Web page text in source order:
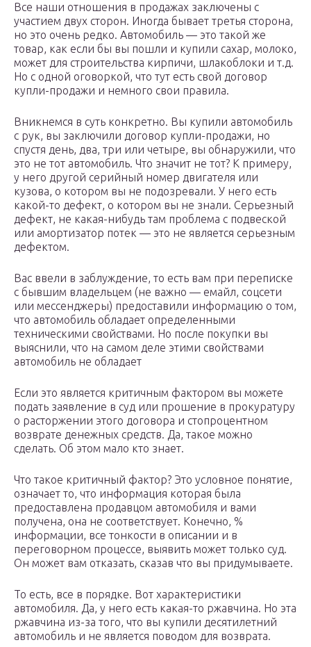
Все наши отношения в продажах заключены с
участием двух сторон. Иногда бывает третья сторона,
но это очень редко. Автомобиль — это такой же
товар, как если бы вы пошли и купили сахар, молоко,
может для строительства кирпичи, шлакоблоки и т.д.
Но с одной оговоркой, что тут есть свой договор
купли-продажи и немного свои правила.
Вникнемся в суть конкретно. Вы купили автомобиль
с рук, вы заключили договор купли-продажи, но
спустя день, два, три или четыре, вы обнаружили, что
это не тот автомобиль. Что значит не тот? К примеру,
у него другой серийный номер двигателя или
кузова, о котором вы не подозревали. У него есть
какой-то дефект, о котором вы не знали. Серьезный
дефект, не какая-нибудь там проблема с подвеской
или амортизатор потек — это не является серьезным
дефектом.
Вас ввели в заблуждение, то есть вам при переписке
с бывшим владельцем (не важно — емайл, соцсети
или мессенджеры) предоставили информацию о том,
что автомобиль обладает определенными
техническими свойствами. Но после покупки вы
выяснили, что на самом деле этими свойствами
автомобиль не обладает
Если это является критичным фактором вы можете
подать заявление в суд или прошение в прокуратуру
о расторжении этого договора и стопроцентном
возврате денежных средств. Да, такое можно
сделать. Об этом мало кто знает.
Что такое критичный фактор? Это условное понятие,
означает то, что информация которая была
предоставлена продавцом автомобиля и вами
получена, она не соответствует. Конечно, %
информации, все тонкости в описании и в
переговорном процессе, выявить может только суд.
Он может вам отказать, сказав что вы придумываете.
То есть, все в порядке. Вот характеристики
автомобиля. Да, у него есть какая-то ржавчина. Но эта
ржавчина из-за того, что вы купили десятилетний
автомобиль и не является поводом для возврата.